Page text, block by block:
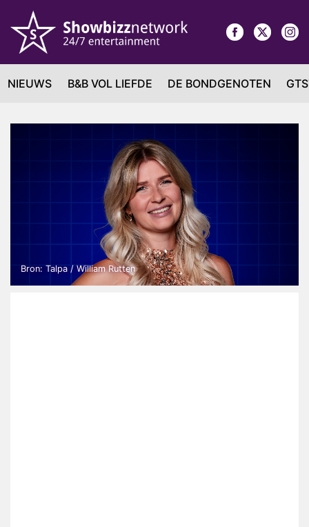
NIEUWS B&B VOL LIEFDE DE BONDGENOTEN
Bron: Talpa / William Rutten